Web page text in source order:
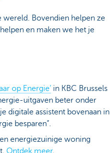
wereld. Bovendien helpen ze
en maken we het je
op Energie’in KBC Brussels
uitgaven beter onder
digitale assistent bovenaan in
besparen”.
energiezuinige woning
Ontdek meer.